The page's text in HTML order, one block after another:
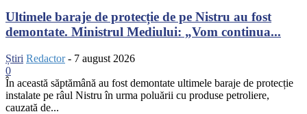
Ultimele baraje de protecție de pe Nistru au fost
demontate. Ministrul Mediului: „Vom continua...
Știri Redactor - 7 august 2026
0
În această săptămână au fost demontate ultimele baraje de protecție
instalate pe râul Nistru în urma poluării cu produse petroliere,
cauzată de...